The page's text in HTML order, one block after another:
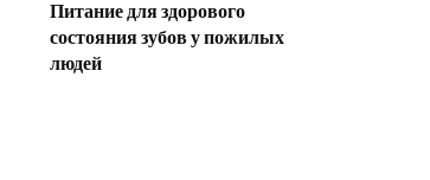
Питание для здорового
состояния зубов у пожилых
людей